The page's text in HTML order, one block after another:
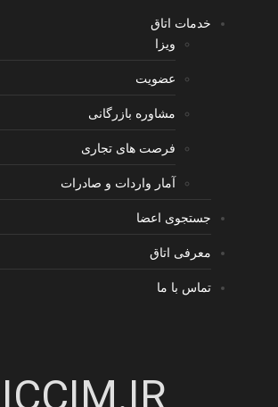
خدمات اتاق
ویزا
عضویت
مشاوره بازرگانی
فرصت های تجاری
آمار واردات و صادرات
جستجوی اعضا
معرفی اتاق
تماس با ما